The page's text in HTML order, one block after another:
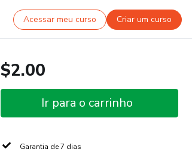
Acessar meu curso Criar um curso
$2.00
Ir para o carrinho
Garantia de 7 dias